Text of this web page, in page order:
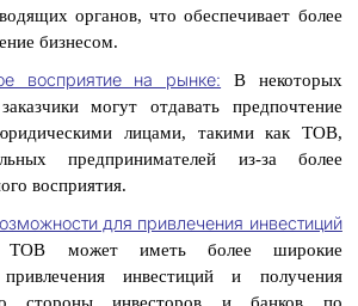
органов, что обеспечивает более
бизнесом.
восприятие на рынке: В некоторых
могут отдавать предпочтение
лицами, такими как ТОВ,
предпринимателей из-за более
восприятия.
для привлечения инвестиций
может иметь более широкие
инвестиций и получения